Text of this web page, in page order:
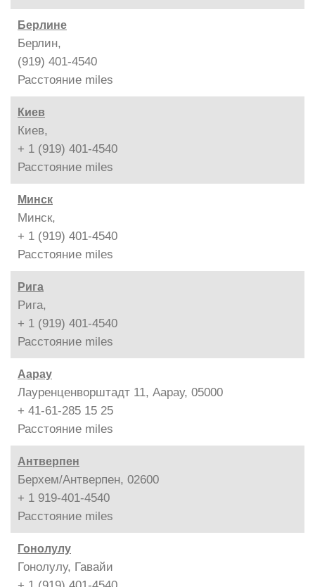
Берлине
Берлин,
(919) 401-4540
Расстояние miles
Киев
Киев,
+ 1 (919) 401-4540
Расстояние miles
Минск
Минск,
+ 1 (919) 401-4540
Расстояние miles
Рига
Рига,
+ 1 (919) 401-4540
Расстояние miles
Аарау
Лауренценворштадт 11, Аарау, 05000
+ 41-61-285 15 25
Расстояние miles
Антверпен
Берхем/Антверпен, 02600
+ 1 919-401-4540
Расстояние miles
Гонолулу
Гонолулу, Гавайи